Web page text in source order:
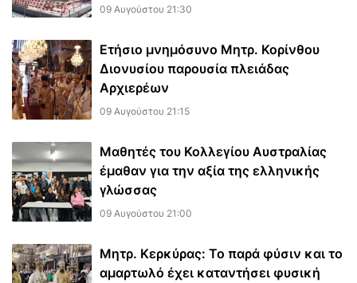
09 Αυγούστου 21:30
Ετήσιο μνημόσυνο Μητρ. Κορίνθου
Διονυσίου παρουσία πλειάδας
Αρχιερέων
09 Αυγούστου 21:15
Μαθητές του Κολλεγίου Αυστραλίας
έμαθαν για την αξία της ελληνικής
γλώσσας
09 Αυγούστου 21:00
Μητρ. Κερκύρας: Το παρά φύσιν και το
αμαρτωλό έχει καταντήσει φυσική